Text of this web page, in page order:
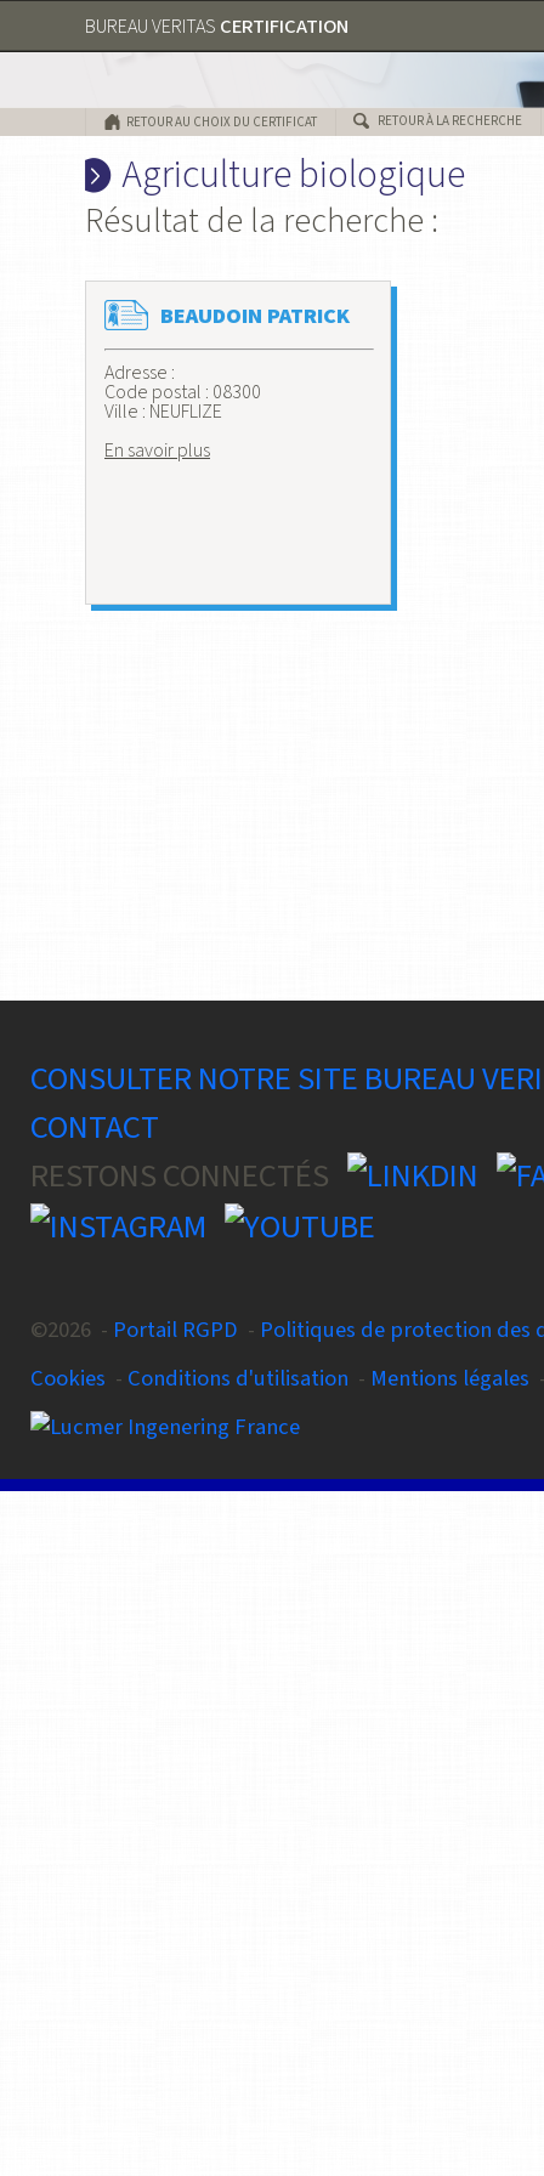
BUREAU VERITAS CERTIFICATION
RETOUR AU CHOIX DU CERTIFICAT RETOUR À LA RECHERCHE
Agriculture biologique
Résultat de la recherche :
BEAUDOIN PATRICK
Adresse :
Code postal : 08300
Ville : NEUFLIZE
En savoir plus
CONSULTER NOTRE SITE BUREAU
CONTACT
RESTONS CONNECTÉS
©2026 - Portail RGPD - Politiques de protection des
Cookies - Conditions d'utilisation - Mentions légales